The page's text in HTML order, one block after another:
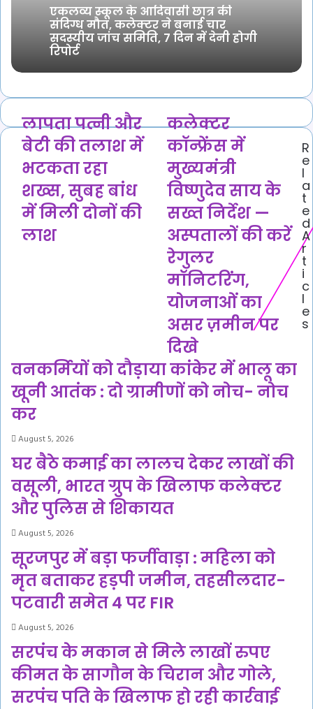
एकलव्य स्कूल के आदिवासी छात्र की
संदिग्ध मौत, कलेक्टर ने बनाई चार
सदस्यीय जांच समिति, 7 दिन में देनी होगी
रिपोर्ट
लापता
पत्नी
और
बेटी
की
तलाश
में
भटकता
रहा
लापता पत्नी और
बेटी की तलाश में
भटकता रहा
शख्स, सुबह बांध
में मिली दोनों की
लाश
कलेक्टर
कॉन्फ्रेंस
में
मुख्यमंत्री
विष्णुदेव
साय
के
सख्त
निर्देश
—
अस्पतालों
की
करें
रेगुलर
मॉनिटरिंग,
योजनाओं
का
असर
ज़मीन
पर
कलेक्टर
कॉन्फ्रेंस में
मुख्यमंत्री
विष्णुदेव साय के
सख्त निर्देश —
अस्पतालों की करें
रेगुलर
मॉनिटरिंग,
योजनाओं का
असर ज़मीन पर
दिखे
R
e
l
a
t
e
d
A
r
t
i
c
l
e
s
वनकर्मियों को दौड़ाया कांकेर में भालू का
खूनी आतंक : दो ग्रामीणों को नोच- नोच
कर
August 5, 2026
घर बैठे कमाई का लालच देकर लाखों की
वसूली, भारत ग्रुप के खिलाफ कलेक्टर
और पुलिस से शिकायत
August 5, 2026
सूरजपुर में बड़ा फर्जीवाड़ा : महिला को
मृत बताकर हड़पी जमीन, तहसीलदार-
पटवारी समेत 4 पर FIR
August 5, 2026
सरपंच के मकान से मिले लाखों रुपए
कीमत के सागौन के चिरान और गोले,
सरपंच पति के खिलाफ हो रही कार्रवाई